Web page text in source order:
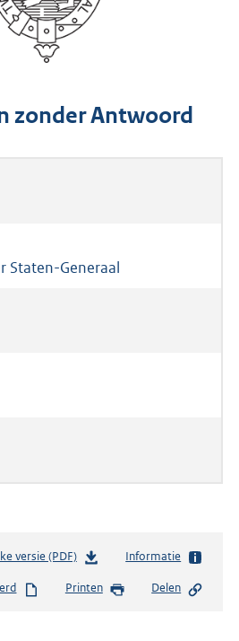
zonder Antwoord
Staten-Generaal
versie (PDF)b
s
Informatie
Printen Delen